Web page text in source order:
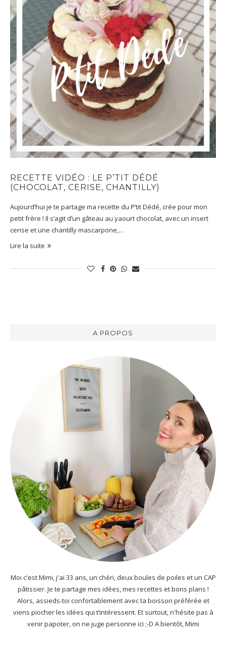
RECETTE VIDÉO : LE P’TIT DÉDÉ
(CHOCOLAT, CERISE, CHANTILLY)
Aujourd’hui je te partage ma recette du P’tit Dédé, crée pour mon
petit frère ! Il s’agit d’un gâteau au yaourt chocolat, avec un insert
cerise et une chantilly mascarpone,…
Lire la suite
A PROPOS
Moi c'est Mimi, j'ai 33 ans, un chéri, deux boules de poiles et un CAP
pâtissier. Je te partage mes idées, mes recettes et bons plans !
Alors, assieds-toi confortablement avec ta boisson préférée et
viens piocher les idées qui t’intéressent. Et surtout, n'hésite pas à
venir papoter, on ne juge personne ici ;-D A bientôt, Mimi